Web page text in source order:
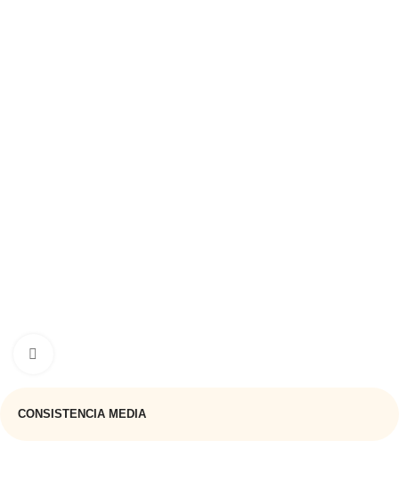
CONSISTENCIA MEDIA